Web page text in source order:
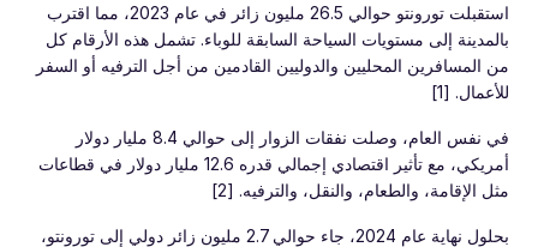
استقبلت تورونتو حوالي 26.5 مليون زائر في عام 2023، مما اقترب
بالمدينة إلى مستويات السياحة السابقة للوباء. تشمل هذه الأرقام كل
من المسافرين المحليين والدوليين القادمين من أجل الترفيه أو السفر
للأعمال. [1]
في نفس العام، وصلت نفقات الزوار إلى حوالي 8.4 مليار دولار
أمريكي، مع تأثير اقتصادي إجمالي قدره 12.6 مليار دولار في قطاعات
مثل الإقامة، والطعام، والنقل، والترفيه. [2]
بحلول نهاية عام 2024، جاء حوالي 2.7 مليون زائر دولي إلى تورونتو،